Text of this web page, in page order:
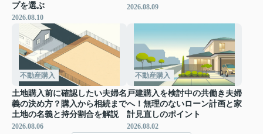
プを選ぶ
2026.08.10
2026.08.09
不動産購入
土地購入前に確認したい夫婦名
義の決め方？購入から相続まで
土地の名義と持分割合を解説
2026.08.06
不動産購入
戸建購入を検討中の共働き夫婦
へ！無理のないローン計画と家
計見直しのポイント
2026.08.02